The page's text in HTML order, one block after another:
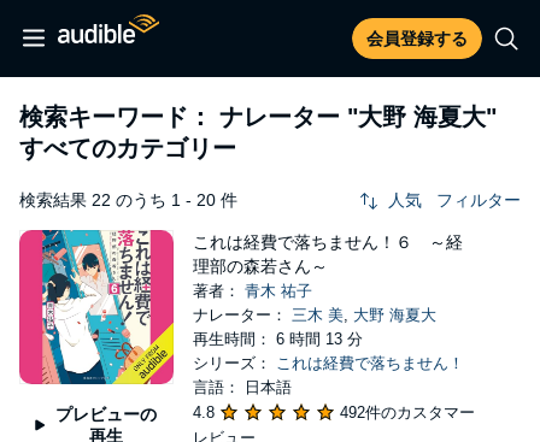
会員登録する
検索キーワード： ナレーター "大野 海夏大"
すべてのカテゴリー
検索結果 22 のうち 1 - 20 件 人気 フィルター
プレビューの
再生
これは経費で落ちません！６ ～経
理部の森若さん～
著者： 青木 祐子
ナレーター： 三木 美, 大野 海夏大
再生時間： 6 時間 13 分
シリーズ： これは経費で落ちません！
言語： 日本語
4.8
492件のカスタマー
レビュー